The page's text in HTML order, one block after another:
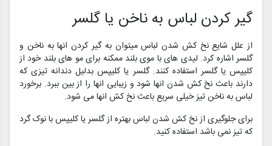
گیر کردن لباس به ناخن یا گلسر
از علل شایع نخ کش شدن لباس میتوان به گیر کردن انها به ناخن و
گلسر اشاره کرد. لیدی های با موی بلند ممکنه برای مو های بلند خود از
کلیپس یا گلسر استفاده کنند. گلسر یا کلیپس بدلیل دندانه تیزی که
دارند باعث نخ کش شدن انها شود و زیبایی انها را از بین ببرد. برخورد
لباس به ناخن تیز خیلی سریع باعث نخ کش انها می شود.
برای جلوگیری از نخ کش شدن لباس بهتره از گلسر یا کلیپس با نوک گرد
که تیز نمی باشد استفاده کنید.